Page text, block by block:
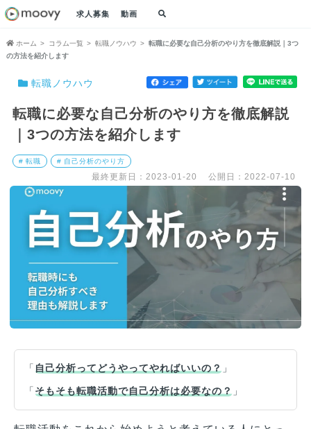
求人募集 動画
ホーム コラム一覧 転職ノウハウ
転職に必要な自己分析のやり方を徹底解説｜3つ
の方法を紹介します
転職ノウハウ
転職に必要な自己分析のやり方を徹底解説
｜3つの方法を紹介します
# 転職 # 自己分析のやり方
最終更新日：2023-01-20 公開日：2022-07-10
「 自己分析ってどうやってやればいいの？ 」
「 そもそも転職活動で自己分析は必要なの？ 」